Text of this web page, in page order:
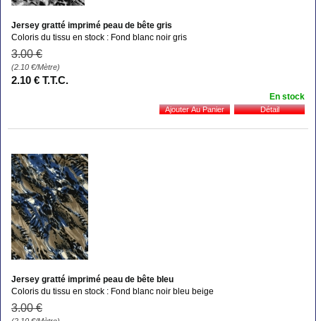
Jersey gratté imprimé peau de bête gris
Coloris du tissu en stock : Fond blanc noir gris
3.00 €
(2.10 €/Mètre)
2.10 € T.T.C.
En stock
Jersey gratté imprimé peau de bête bleu
Coloris du tissu en stock : Fond blanc noir bleu beige
3.00 €